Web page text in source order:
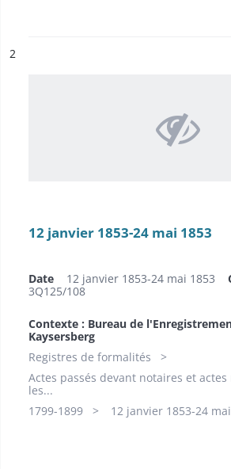
n°
2
12 janvier 1853-24 mai 1853
Date 12 janvier 1853-24 mai 1853
3Q125/108
Contexte : Bureau de
Kaysersberg
Registres de formalités
Actes passés devant notaires et
les...
1799-1899​
12 janvier 1853-24